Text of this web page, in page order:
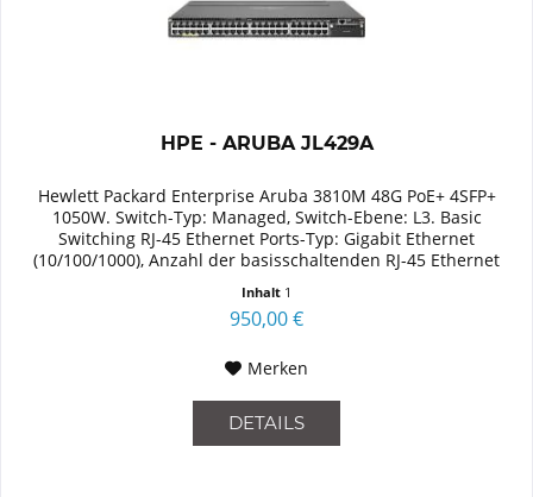
HPE - ARUBA JL429A
Hewlett Packard Enterprise Aruba 3810M 48G PoE+ 4SFP+
1050W. Switch-Typ: Managed, Switch-Ebene: L3. Basic
Switching RJ-45 Ethernet Ports-Typ: Gigabit Ethernet
(10/100/1000), Anzahl der basisschaltenden RJ-45 Ethernet
Inhalt 1
950,00 €
Merken
DETAILS